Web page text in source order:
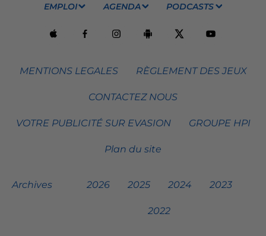
EMPLOI AGENDA PODCASTS
MENTIONS LEGALES RÈGLEMENT DES JEUX
CONTACTEZ NOUS
VOTRE PUBLICITÉ SUR EVASION GROUPE HPI
Plan du site
Archives 2026 2025 2024 2023
2022